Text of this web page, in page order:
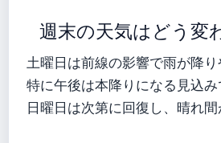
週末の天気はどう変
土曜日は前線の影響で雨が降り
特に午後は本降りになる見込み
日曜日は次第に回復し、晴れ間